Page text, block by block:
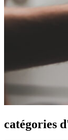
catégories